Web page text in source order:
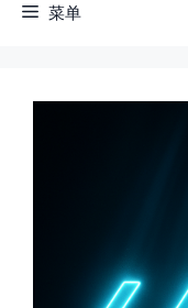
菜单